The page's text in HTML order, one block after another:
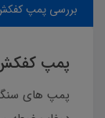
بررسی پمپ
پمپ